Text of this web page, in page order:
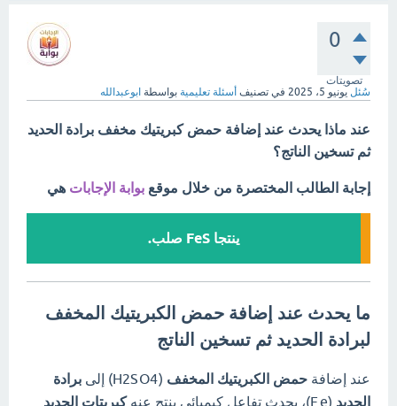
0
تصويتات
سُئل يونيو 5، 2025 في تصنيف أسئلة تعليمية بواسطة ابوعبدالله
عند ماذا يحدث عند إضافة حمض كبريتيك مخفف برادة الحديد
ثم تسخين الناتج؟
إجابة الطالب المختصرة من خلال موقع بوابة الإجابات هي
ينتجا ‪FeS‬‏ صلب.
ما يحدث عند إضافة حمض الكبريتيك المخفف
لبرادة الحديد ثم تسخين الناتج
عند إضافة حمض الكبريتيك المخفف (
H2SO4 ) إلىبرادة
الحديد (
Fe )، يحدث تفاعل كيميائي ينتج عنهكبريتات الحديد